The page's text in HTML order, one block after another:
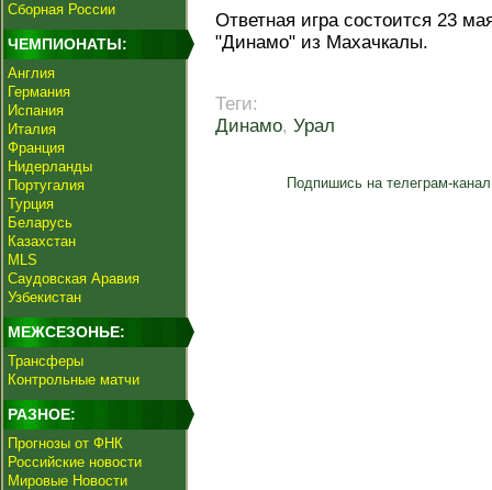
Сборная России
ЧЕМПИОНАТЫ:
Англия
Германия
Испания
Италия
Франция
Нидерланды
Португалия
Турция
Беларусь
Казахстан
MLS
Саудовская Аравия
Узбекистан
МЕЖСЕЗОНЬЕ:
Трансферы
Контрольные матчи
РАЗНОЕ:
Прогнозы от ФНК
Российские новости
Мировые Новости
Ответная игра состоится 23
"Динамо" из Махачкалы.
Теги:
Динамо, Урал
Подпишись на телеграм-